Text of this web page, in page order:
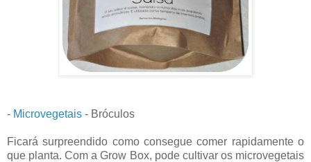
- Microvegetais - Bróculos
Ficará surpreendido como consegue comer rapidamente o
que planta. Com a Grow Box, pode cultivar os microvegetais